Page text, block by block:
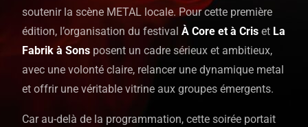
soutenir la scène METAL locale. Pour cette première
édition, l’organisation du festivalÀ Core et à Cris et La
Fabrik à Sons posent un cadre sérieux et ambitieux,
avec une volonté claire, relancer une dynamique metal
et offrir une véritable vitrine aux groupes émergents.
Car au-delà de la programmation, cette soirée portait